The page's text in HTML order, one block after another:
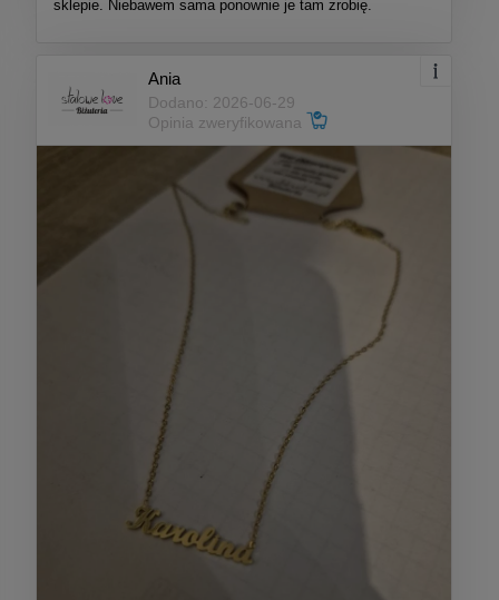
sklepie. Niebawem sama ponownie je tam zrobię.
Ania
Dodano: 2026-06-29
Opinia zweryfikowana